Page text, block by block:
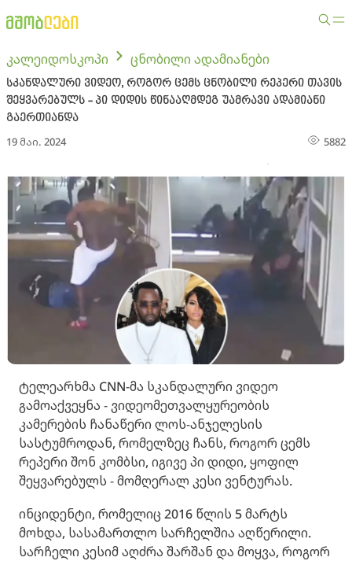
კალეიდოსკოპი ცნობილი ადამიანები
სკანდალური ვიდეო, როგორ ცემს ცნობილი რეპერი თავის
შეყვარებულს - პი დიდის წინააღმდეგ უამრავი ადამიანი
გაერთიანდა
19 მაი. 2024 5882
ტელეარხმა CNN-მა სკანდალური ვიდეო
გამოაქვეყნა - ვიდეომეთვალყურეობის
კამერების ჩანაწერი ლოს-ანჯელესის
სასტუმროდან, რომელზეც ჩანს, როგორ ცემს
რეპერი შონ კომბსი, იგივე პი დიდი, ყოფილ
შეყვარებულს - მომღერალ კესი ვენტურას.
ინციდენტი, რომელიც 2016 წლის 5 მარტს
მოხდა, სასამართლო სარჩელშია აღწერილი.
სარჩელი კესიმ აღძრა შარშან და მოყვა, როგორ